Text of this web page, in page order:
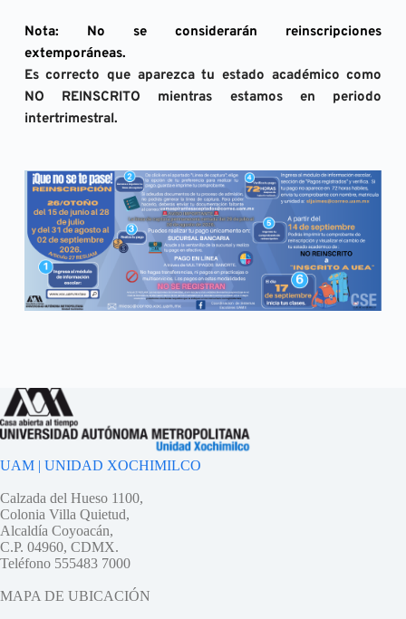
Nota: No se considerarán reinscripciones
extemporáneas.
Es correcto que aparezca tu estado académico como
NO REINSCRITO mientras estamos en periodo
intertrimestral.
UAM | UNIDAD XOCHIMILCO
Calzada del Hueso 1100,
Colonia Villa Quietud,
Alcaldía Coyoacán,
C.P. 04960, CDMX.
Teléfono 555483 7000
MAPA DE UBICACIÓN